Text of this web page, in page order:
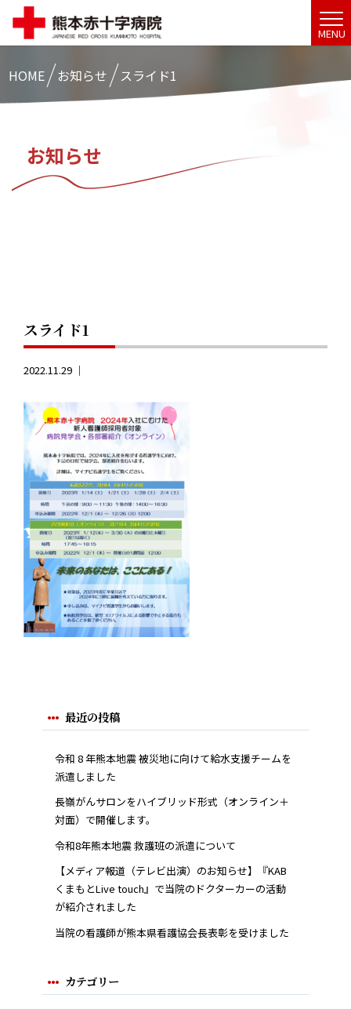
MENU
HOME お知らせ スライド1
お知らせ
スライド1
2022.11.29 ｜
最近の投稿
令和 8 年熊本地震 被災地に向けて給水支援チームを
派遣しました
長嶺がんサロンをハイブリッド形式（オンライン＋
対面）で開催します。
令和8年熊本地震 救護班の派遣について
【メディア報道（テレビ出演）のお知らせ】『KAB
くまもとLive touch』で当院のドクターカーの活動
が紹介されました
当院の看護師が熊本県看護協会長表彰を受けました
カテゴリー